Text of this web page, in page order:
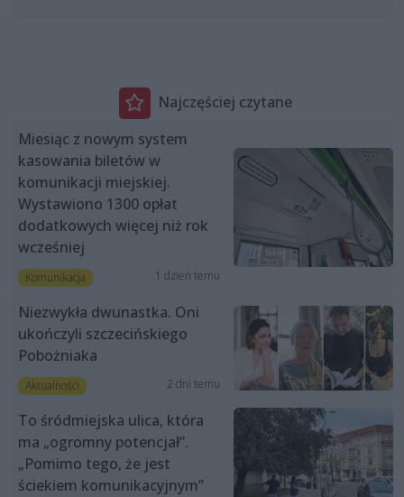
Najczęściej czytane
Miesiąc z nowym system
kasowania biletów w
komunikacji miejskiej.
Wystawiono 1300 opłat
dodatkowych więcej niż rok
wcześniej
Komunikacja 1 dzień temu
Niezwykła dwunastka. Oni
ukończyli szczecińskiego
Pobożniaka
Aktualności 2 dni temu
To śródmiejska ulica, która
ma „ogromny potencjał”.
„Pomimo tego, że jest
ściekiem komunikacyjnym”